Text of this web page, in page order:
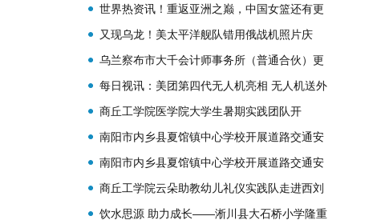
急救，市文旅局紧急通知→
世界热资讯！重返亚洲之巅，中国女篮还有更
多梦想
又现乌龙！美太平洋舰队错用俄战机照片庆
祝“独立日”|环球热门
乌兰察布市大千会计师事务所（普通合伙）更
名公告-世界播报
每日视讯：美团第四代无人机亮相 无人机送外
卖全国累计近17万单
商丘工学院医学院大学生暑期实践团队开
展“爱心义诊进社区”活动_播资讯
南阳市内乡县夏馆镇中心学校开展道路交通安
全教育活动 天天动态
南阳市内乡县夏馆镇中心学校开展道路交通安
全教育活动|焦点日报
商丘工学院云朵助教幼儿礼仪实践队走进西刘
幼儿园开展“户外游戏孕育优良品格”活动
饮水思源 助力成长——淅川县大石桥小学隆重